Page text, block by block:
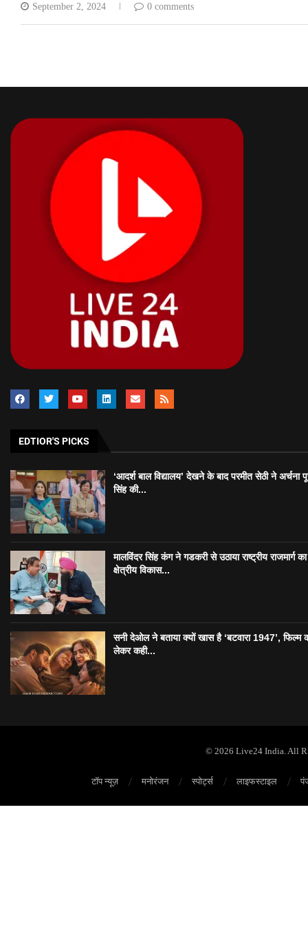
September 2, 2024 0 comments
EDTIOR'S PICKS
‘आदर्श बाल विद्यालय’ देखने के बाद परमीत सेठी ने अर्चना
सिंह की...
मालविंदर सिंह कंग ने गडकरी से उठाया राष्ट्रीय राजमार्ग का
क्षेत्रीय विकास...
सनी देओल ने बताया क्यों खास है ‘बटवारा 1947’, फिल्म
लेकर कही...
© 2026 Live24 India. All
टॉप न्यूज़ मनोरंजन स्पोर्ट्स लाइफस्टाइल